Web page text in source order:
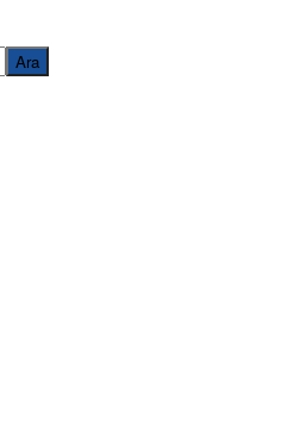
Ara